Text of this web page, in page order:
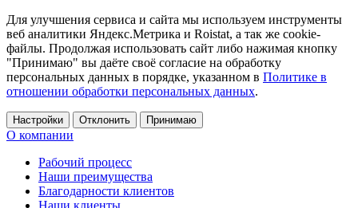
Для улучшения сервиса и сайта мы используем инструменты
веб аналитики Яндекс.Метрика и Roistat, а так же cookie-
файлы. Продолжая использовать сайт либо нажимая кнопку
"Принимаю" вы даёте своё согласие на обработку
персональных данных в порядке, указанном в Политике в
отношении обработки персональных данных.
Настройки Отклонить Принимаю
О компании
Рабочий процесс
Наши преимущества
Благодарности клиентов
Наши клиенты